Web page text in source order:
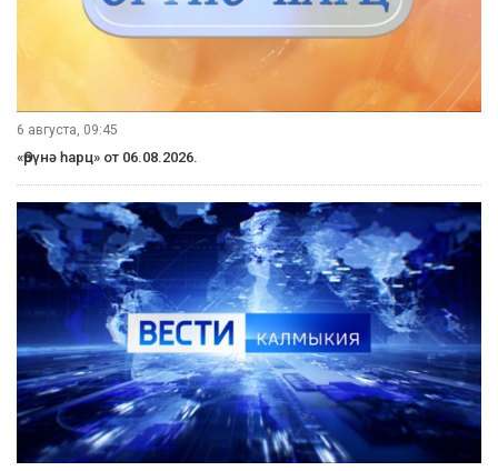
6 августа, 09:45
«Өрүнә һарц» от 06.08.2026.